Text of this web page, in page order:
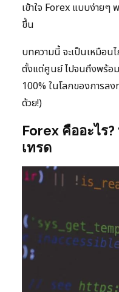
เข้าใจ Forex แบบง่ายๆ
ขึ้น
บทความนี้ จะเป็นเหมือ
ตั้งแต่ศูนย์ ไปจนถึงพร้อม
100% ในโลกของการล
ด้วย!)
Forex คืออะไร
เทรด